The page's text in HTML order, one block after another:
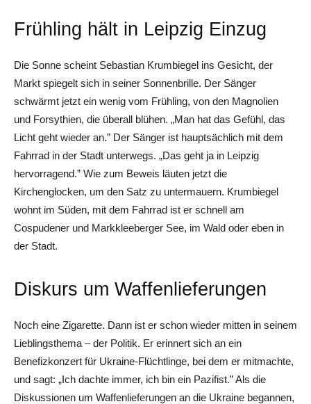
Frühling hält in Leipzig Einzug
Die Sonne scheint Sebastian Krumbiegel ins Gesicht, der
Markt spiegelt sich in seiner Sonnenbrille. Der Sänger
schwärmt jetzt ein wenig vom Frühling, von den Magnolien
und Forsythien, die überall blühen. „Man hat das Gefühl, das
Licht geht wieder an.” Der Sänger ist hauptsächlich mit dem
Fahrrad in der Stadt unterwegs. „Das geht ja in Leipzig
hervorragend.” Wie zum Beweis läuten jetzt die
Kirchenglocken, um den Satz zu untermauern. Krumbiegel
wohnt im Süden, mit dem Fahrrad ist er schnell am
Cospudener und Markkleeberger See, im Wald oder eben in
der Stadt.
Diskurs um Waffenlieferungen
Noch eine Zigarette. Dann ist er schon wieder mitten in seinem
Lieblingsthema – der Politik. Er erinnert sich an ein
Benefizkonzert für Ukraine-Flüchtlinge, bei dem er mitmachte,
und sagt: „Ich dachte immer, ich bin ein Pazifist.” Als die
Diskussionen um Waffenlieferungen an die Ukraine begannen,